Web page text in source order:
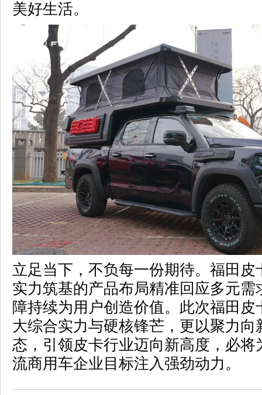
美好生活。
立足当下，不负每一份期待。福田
实力筑基的产品布局精准回应多元
障持续为用户创造价值。此次福田
大综合实力与硬核锋芒，更以聚力
态，引领皮卡行业迈向新高度，必
流商用车企业目标注入强劲动力。